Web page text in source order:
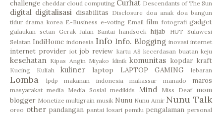
challenge cheddar cloud computing Curhat Descendants of The Sun
digital digitalisasi disabilitas Disclosure doa anak doa bangun
tidur drama korea E-Business e-voting Email film fotografi gadget
galaukan setan Gerak Jalan Santai handsock hijab
HUT Sulawesi
Selatan IndiHome indonesia Info Info. Blogging inovasi internet
internet provider iot job review kartu AS kecerdasan buatan keju
kesehatan Kipas Angin Miyako klinik komunitas kopdar kraft
Kucing Kuliah kuliner laptop LAPTOP GAMING lebaran
Lomba lpdp makanan indonesia makassar manado maros
masyarakat media Media Sosial medikids Mind Miss Deaf mom
blogger Monetize multigrain musik Nunu Nunu Amir Nunu Talk
oreo other pandangan pantai losari pemilu pengalaman personal